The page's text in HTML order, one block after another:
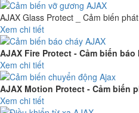
AJAX Glass Protect _ Cảm biến
Xem chi tiết
AJAX Fire Protect - Cảm biến
Xem chi tiết
AJAX Motion Protect - Cảm biến
Xem chi tiết